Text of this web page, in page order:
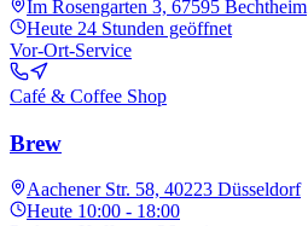
Im Rosengarten 3, 67595 Bechtheim
Heute 24 Stunden geöffnet
Vor-Ort-Service
Café & Coffee Shop
Brew
Aachener Str. 58, 40223 Düsseldorf
Heute 10:00 - 18:00